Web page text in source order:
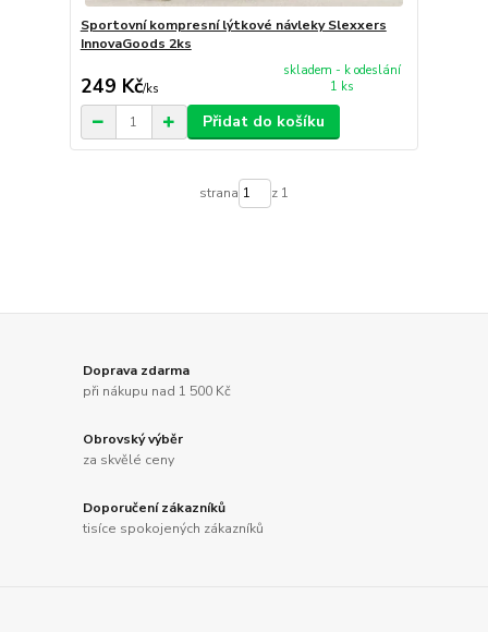
Sportovní kompresní lýtkové návleky Slexxers
InnovaGoods 2ks
249 Kč/ks
skladem - k odeslání
1 ks
Přidat do košíku
strana z 1
Doprava zdarma
při nákupu nad 1 500 Kč
Obrovský výběr
za skvělé ceny
Doporučení zákazníků
tisíce spokojených zákazníků